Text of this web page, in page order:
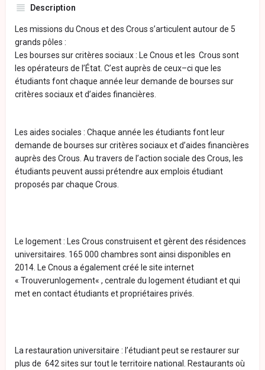
Description
Les missions du Cnous et des Crous s’articulent autour de 5
grands pôles :
Les bourses sur critères sociaux : Le Cnous et les Crous sont
les opérateurs de l’État. C’est auprès de ceux–ci que les
étudiants font chaque année leur demande de bourses sur
critères sociaux et d’aides financières.
Les aides sociales : Chaque année les étudiants font leur
demande de bourses sur critères sociaux et d’aides financières
auprès des Crous. Au travers de l’action sociale des Crous, les
étudiants peuvent aussi prétendre aux emplois étudiant
proposés par chaque Crous.
Le logement : Les Crous construisent et gèrent des résidences
universitaires. 165 000 chambres sont ainsi disponibles en
2014. Le Cnous a également créé le site internet
« Trouverunlogement« , centrale du logement étudiant et qui
met en contact étudiants et propriétaires privés.
La restauration universitaire : l’étudiant peut se restaurer sur
plus de 642 sites sur tout le territoire national. Restaurants où